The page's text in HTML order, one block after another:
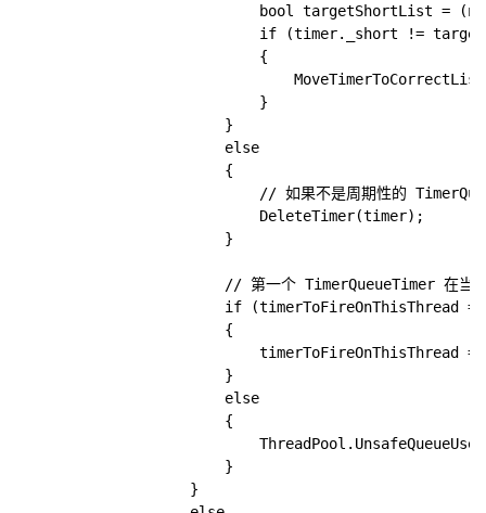
bool targetShortList =
if (timer._short !=
                            {
                            }
                        }
                        else
                        {
// 如果不是周期性的
                            DeleteTimer(timer);
                        }
// 第一个 TimerQueueTimer 在当前
if (timerToFireOnThisThread
                        {
timerToFireOnThisThread =
                        }
                        else
                        {
                        }
                    }